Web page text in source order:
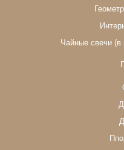
Чайные свечи (в